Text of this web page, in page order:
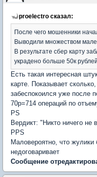
proelectro сказал:
После чего мошенники
Выводили множеством
В результате сбер карту
украдено больше 50к рублей.
Есть такая интересная
карте. Показывает
забеспокоился уже после
70р=714 операций по
PS
Вердикт: "Никто ничего не
PPS
Маловероятно, что жулики
недоговаривает
Сообщение